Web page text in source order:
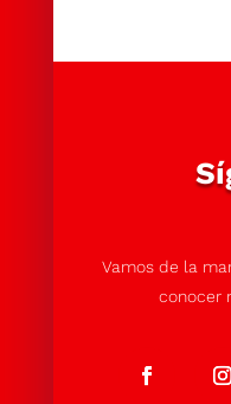
Vamos de la
conocer